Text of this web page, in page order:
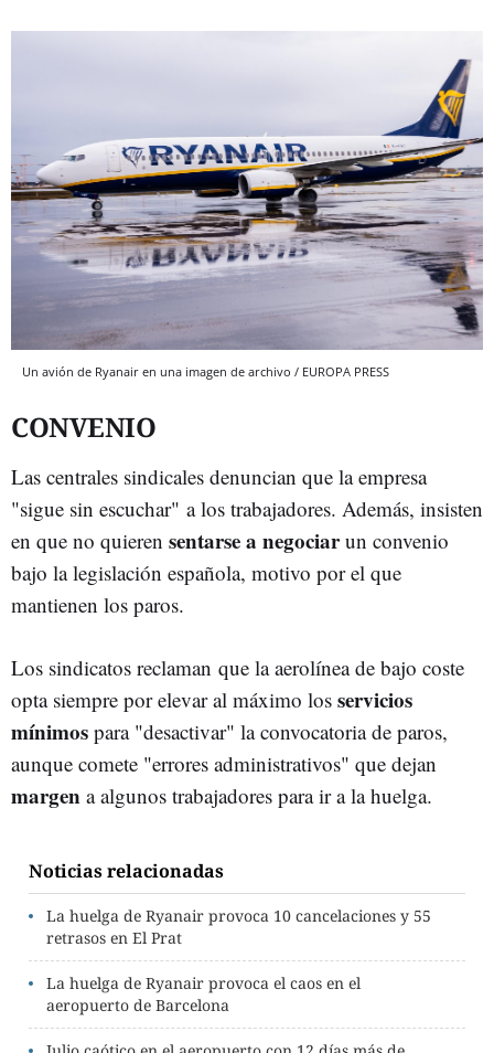
Un avión de Ryanair en una imagen de archivo / EUROPA PRESS
CONVENIO
Las centrales sindicales denuncian que la empresa
"sigue sin escuchar" a los trabajadores. Además, insisten
en que no quieren sentarse a negociarun convenio
bajo la legislación española, motivo por el que
mantienen los paros.
Los sindicatos reclaman que la aerolínea de bajo coste
opta siempre por elevar al máximo los servicios
mínimos para "desactivar" la convocatoria de paros,
aunque comete "errores administrativos" que dejan
margen a algunos trabajadores para ir a la huelga.
Noticias relacionadas
La huelga de Ryanair provoca 10 cancelaciones y 55
retrasos en El Prat
La huelga de Ryanair provoca el caos en el
aeropuerto de Barcelona